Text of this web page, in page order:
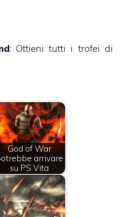
: Ottieni tutti i trofei di
God of War
arrivare
su PS Vita